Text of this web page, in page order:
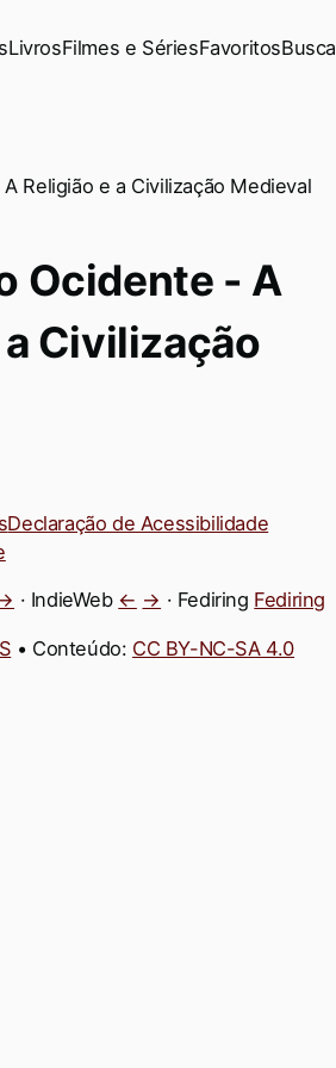
LivrosFilmes e SériesFavoritosBusca
Religião e a Civilização Medieval
Ocidente - A
Civilização
Declaração de Acessibilidade
· IndieWeb ← → · Fediring Fediring
• Conteúdo: CC BY-NC-SA 4.0